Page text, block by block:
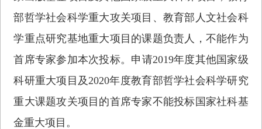
部哲学社会科学重大攻关项目、教育部人文社会科
学重点研究基地重大项目的课题负责人，不能作为
首席专家参加本次投标。申请2019年度其他国家级
科研重大项目及2020年度教育部哲学社会科学研究
重大课题攻关项目的首席专家不能投标国家社科基
金重大项目。